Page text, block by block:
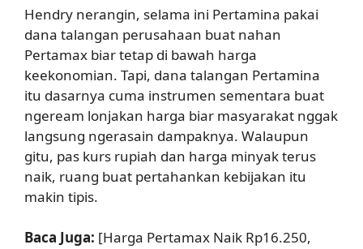
Hendry nerangin, selama ini Pertamina pakai
dana talangan perusahaan buat nahan
Pertamax biar tetap di bawah harga
keekonomian. Tapi, dana talangan Pertamina
itu dasarnya cuma instrumen sementara buat
ngeream lonjakan harga biar masyarakat nggak
langsung ngerasain dampaknya. Walaupun
gitu, pas kurs rupiah dan harga minyak terus
naik, ruang buat pertahankan kebijakan itu
makin tipis.
Baca Juga: [Harga Pertamax Naik Rp16.250,